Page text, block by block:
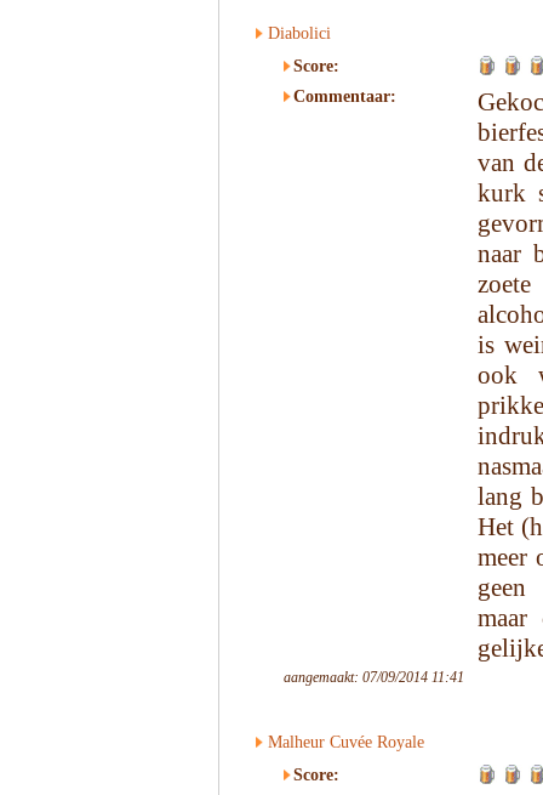
Diabolici
Score:
Commentaar:
van
kurk
naar
is
ook
lang
Het
meer
geen
aangemaakt: 07/09/2014 11:41
Malheur Cuvée Royale
Score: